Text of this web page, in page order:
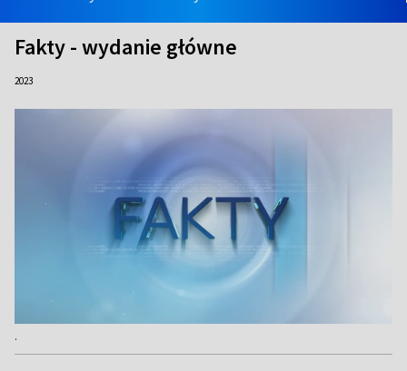
Fakty - wydanie główne
2023
.